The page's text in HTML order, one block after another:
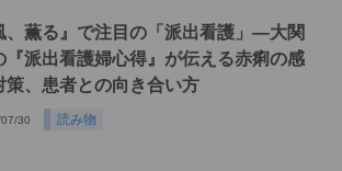
、薫る』で注目の「派出看護」―大関
『派出看護婦心得』が伝える赤痢の感
策、患者との向き合い方
30 読み物